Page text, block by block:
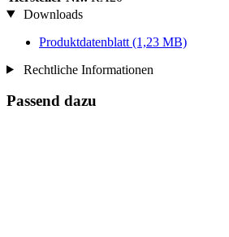
Downloads
Produktdatenblatt (1,23 MB)
Rechtliche Informationen
Passend dazu